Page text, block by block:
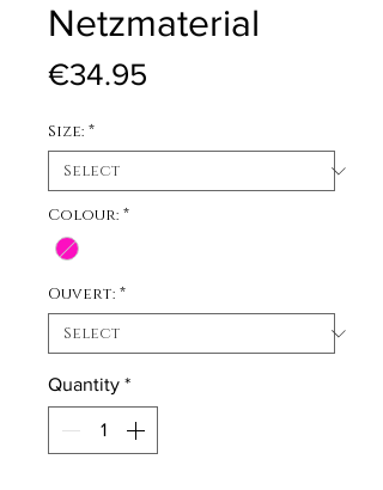
Netzmaterial
€34.95
Size: *
Colour: *
Ouvert: *
Quantity *